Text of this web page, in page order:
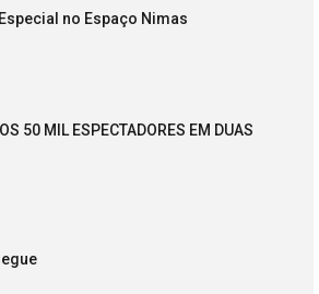
no Espaço Nimas
50 MIL ESPECTADORES EM DUAS